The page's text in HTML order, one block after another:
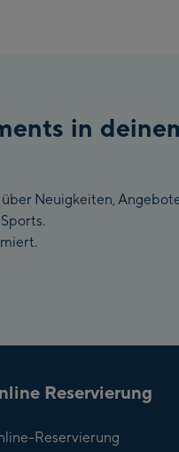
in
Neuigkeiten,
Reservierung
Reservierung